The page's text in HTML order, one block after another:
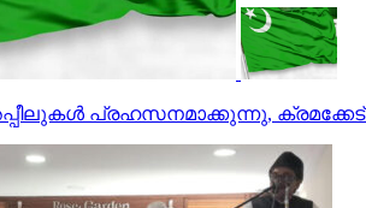
പ്രഹസനമാക്കുന്നു, ക്രമക്കേട്